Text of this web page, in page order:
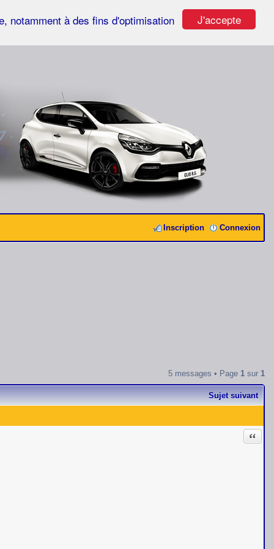
J'accepte
notamment à des fins d'optimisation
Connexion
Inscription
5 messages • Page 1 sur 1
Sujet suivant